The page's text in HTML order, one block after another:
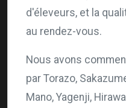
d'éleveurs, et la
au rendez-vous.
Nous avons
par Torazo,
Mano, Yagenji,